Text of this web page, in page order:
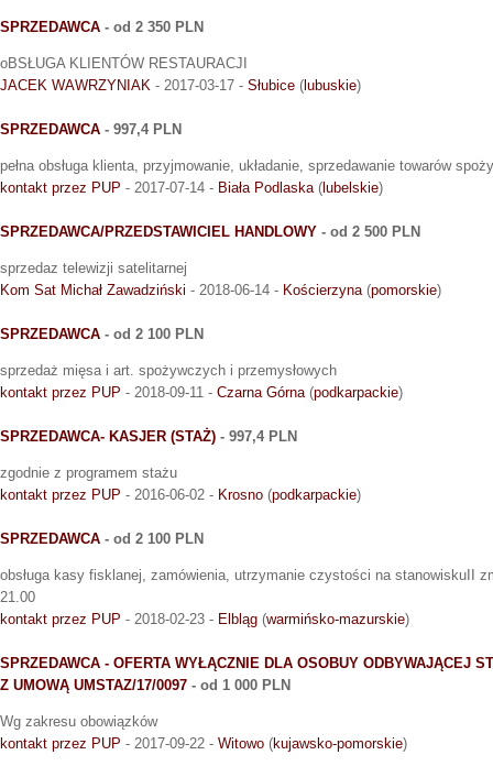
SPRZEDAWCA - od 2 350 PLN
oBSŁUGA KLIENTÓW RESTAURACJI
JACEK WAWRZYNIAK - 2017-03-17 - Słubice (lubuskie)
SPRZEDAWCA - 997,4 PLN
pełna obsługa klienta, przyjmowanie, układanie, sprzedawanie towarów
kontakt przez PUP - 2017-07-14 - Biała Podlaska (lubelskie)
SPRZEDAWCA/PRZEDSTAWICIEL HANDLOWY - od 2 500 PLN
sprzedaz telewizji satelitarnej
Kom Sat Michał Zawadziński - 2018-06-14 - Kościerzyna (pomorskie)
SPRZEDAWCA - od 2 100 PLN
sprzedaż mięsa i art. spożywczych i przemysłowych
kontakt przez PUP - 2018-09-11 - Czarna Górna (podkarpackie)
SPRZEDAWCA- KASJER (STAŻ) - 997,4 PLN
zgodnie z programem stażu
kontakt przez PUP - 2016-06-02 - Krosno (podkarpackie)
SPRZEDAWCA - od 2 100 PLN
obsługa kasy fisklanej, zamówienia, utrzymanie czystości na stanowiskuII
21.00
kontakt przez PUP - 2018-02-23 - Elbląg (warmińsko-mazurskie)
SPRZEDAWCA - OFERTA WYŁĄCZNIE DLA OSOBUY ODBYWAJĄCEJ
Z UMOWĄ UMSTAZ/17/0097 - od 1 000 PLN
Wg zakresu obowiązków
kontakt przez PUP - 2017-09-22 - Witowo (kujawsko-pomorskie)